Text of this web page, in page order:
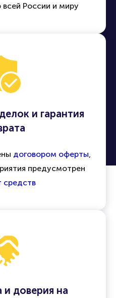
России и миру
и гарантия
договором оферты,
предусмотрен
средств
и доверия на